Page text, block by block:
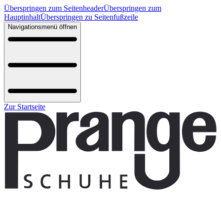
Überspringen zum SeitenheaderÜberspringen zum
HauptinhaltÜberspringen zu Seitenfußzeile
Navigationsmenü öffnen
Zur Startseite